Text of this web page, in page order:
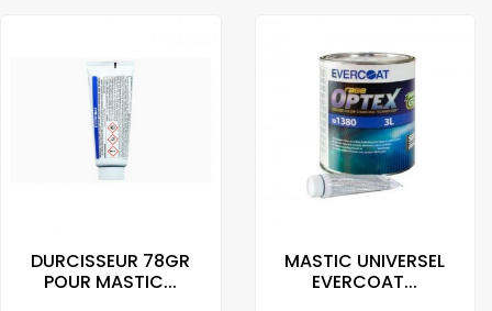
DURCISSEUR 78GR
POUR MASTIC...
MASTIC UNIVERSEL
EVERCOAT...